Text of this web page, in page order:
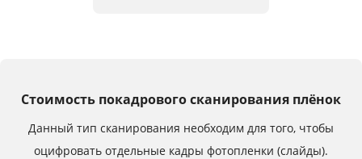
Стоимость покадрового сканирования плёнок
Данный тип сканирования необходим для того, чтобы
оцифровать отдельные кадры фотопленки (слайды).